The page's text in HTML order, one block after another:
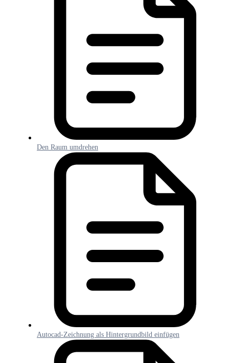
Den Raum umdrehen
Autocad-Zeichnung als Hintergrundbild einfügen